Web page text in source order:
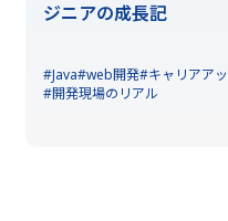
ジニアの成長記
#Java#web開発#キャリアア
#開発現場のリアル